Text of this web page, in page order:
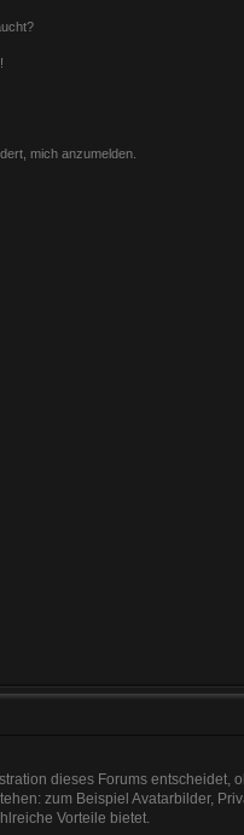
mich anzumelden.
dieses Forums
zum Beispiel Avatarbilder,
Vorteile bietet.